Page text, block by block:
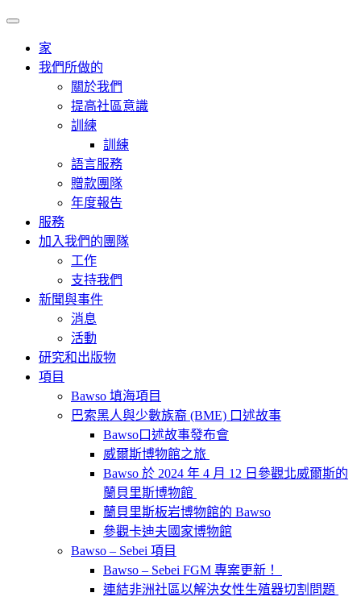
家
我們所做的
關於我們
提高社區意識
訓練
訓練
語言服務
贈款團隊
年度報告
服務
加入我們的團隊
工作
支持我們
新聞與事件
消息
活動
研究和出版物
項目
Bawso 填海項目
巴索黑人與少數族裔 (BME) 口述故事
Bawso口述故事發布會
威爾斯博物館之旅
Bawso 於 2024 年 4 月 12 日參觀北威爾斯的
蘭貝里斯博物館
蘭貝里斯板岩博物館的 Bawso
參觀卡迪夫國家博物館
Bawso – Sebei 項目
Bawso – Sebei FGM 專案更新！
連結非洲社區以解決女性生殖器切割問題